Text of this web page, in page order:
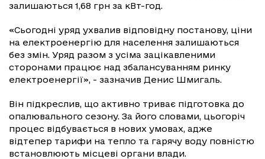
залишаються 1,68 грн за кВт-год.
«Сьогодні уряд ухвалив відповідну постанову, ціни
на електроенергію для населення залишаються
без змін. Уряд разом з усіма зацікавленими
сторонами працює над збалансуванням ринку
електроенергії», - зазначив Денис Шмигаль.
Він підкреслив, що активно триває підготовка до
опалювального сезону. За його словами, цьогоріч
процес відбувається в нових умовах, адже
відтепер тарифи на тепло та гарячу воду повністю
встановлюють місцеві органи влади.